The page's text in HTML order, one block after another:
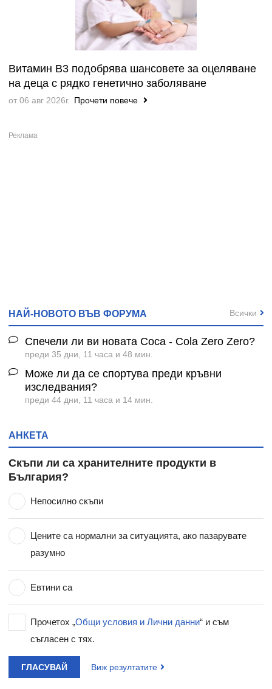
Витамин B3 подобрява шансовете за оцеляване
на деца с рядко генетично заболяване
от 06 авг 2026г. Прочети повече
НАЙ-НОВОТО ВЪВ ФОРУМА
Спечели ли ви новата Coca - Cola Zero Zero?
преди 35 дни, 11 часа и 48 мин.
Може ли да се спортува преди кръвни
изследвания?
преди 44 дни, 11 часа и 14 мин.
Всички
АНКЕТА
Скъпи ли са хранителните продукти в
България?
Непосилно скъпи
Цените са нормални за ситуацията, ако пазарувате
разумно
Евтини са
Прочетох „Общи условия и Лични данни“ и съм
съгласен с тях.
ГЛАСУВАЙ Виж резултатите